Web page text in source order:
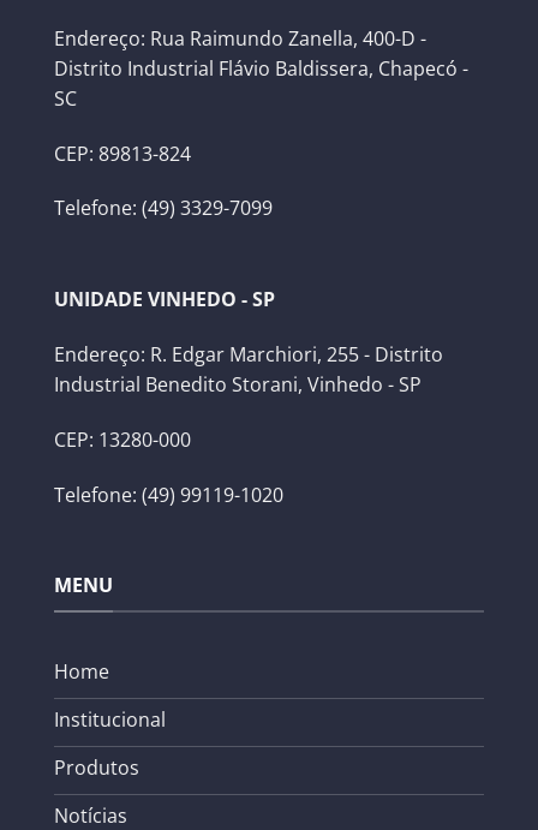
Endereço: Rua Raimundo Zanella, 400-D -
Distrito Industrial Flávio Baldissera, Chapecó -
SC
CEP: 89813-824
Telefone: (49) 3329-7099
UNIDADE VINHEDO - SP
Endereço: R. Edgar Marchiori, 255 - Distrito
Industrial Benedito Storani, Vinhedo - SP
CEP: 13280-000
Telefone: (49) 99119-1020
MENU
Home
Institucional
Produtos
Notícias